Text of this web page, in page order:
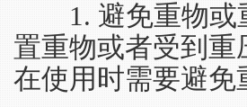
1. 避免重物或
置重物或者受到
在使用时需要避免